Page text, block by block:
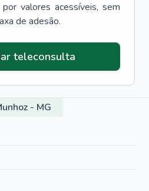
valores acessíveis, sem
de adesão.
teleconsulta
- MG